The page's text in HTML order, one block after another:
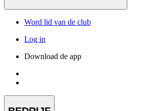
Word lid van de club
Log in
Download de app